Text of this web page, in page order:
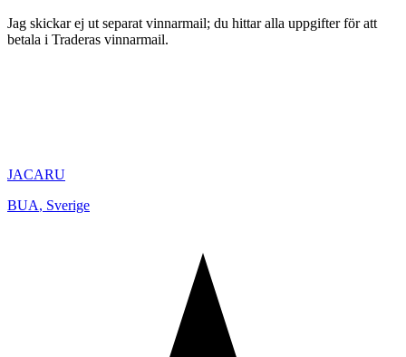
Jag skickar ej ut separat vinnarmail; du hittar alla uppgifter för att
betala i Traderas vinnarmail.
JACARU
BUA, Sverige